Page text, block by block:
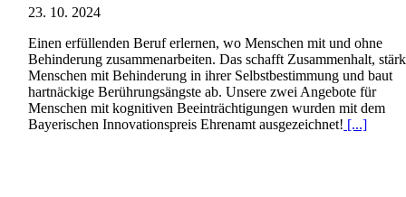
23. 10. 2024
Einen erfüllenden Beruf erlernen, wo Menschen mit und ohne
Behinderung zusammenarbeiten. Das schafft Zusammenhalt,
Menschen mit Behinderung in ihrer Selbstbestimmung und baut
hartnäckige Berührungsängste ab. Unsere zwei Angebote für
Menschen mit kognitiven Beeinträchtigungen wurden mit dem
Bayerischen Innovationspreis Ehrenamt ausgezeichnet! [...]